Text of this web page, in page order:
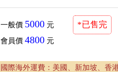
一般價 5000 元
會員價 4800 元
*已售完
國際海外運費：美國、新加坡、香